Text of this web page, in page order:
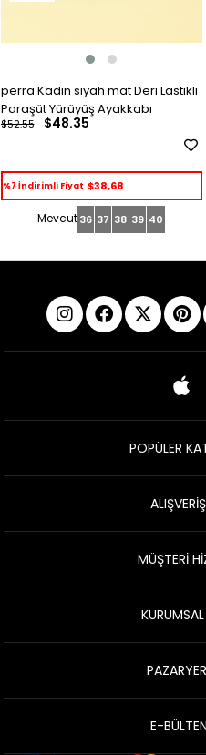
perra Kadın siyah mat Deri Lastikli
Paraşüt Yürüyüş Ayakkabı
$48.35
$52.55
%7 İndirimli Fiyat $38,68
36 37 38 39 40
POPÜLER
MÜŞTERİ
E-